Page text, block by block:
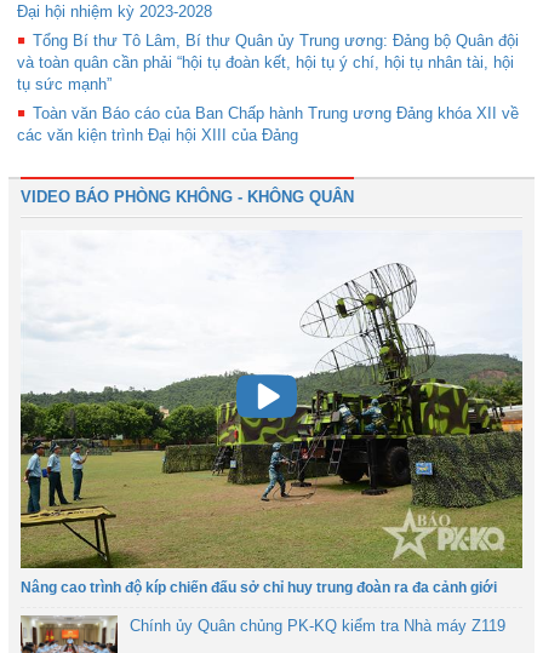
Đại hội nhiệm kỳ 2023-2028
Tổng Bí thư Tô Lâm, Bí thư Quân ủy Trung ương: Đảng bộ Quân đội
và toàn quân cần phải “hội tụ đoàn kết, hội tụ ý chí, hội tụ nhân tài, hội
tụ sức mạnh”
Toàn văn Báo cáo của Ban Chấp hành Trung ương Đảng khóa XII về
các văn kiện trình Đại hội XIII của Đảng
VIDEO BÁO PHÒNG KHÔNG - KHÔNG QUÂN
Nâng cao trình độ kíp chiến đấu sở chỉ huy trung đoàn ra đa cảnh giới
Chính ủy Quân chủng PK-KQ kiểm tra Nhà máy Z119